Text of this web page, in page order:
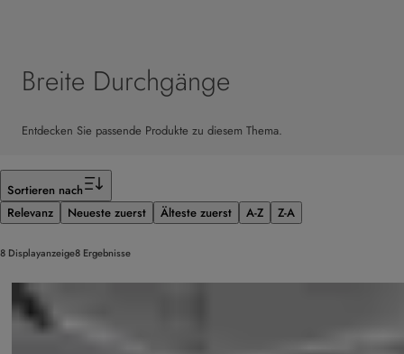
Breite Durchgänge
Entdecken Sie passende Produkte zu diesem Thema.
Sortieren nach
Relevanz
Neueste zuerst Älteste zuerst A-Z Z-A
8 Displayanzeige8 Ergebnisse